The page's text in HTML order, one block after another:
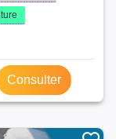
Consulter